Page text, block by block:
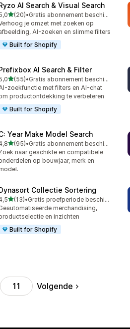
AI Search & Visual Search
van 5 sterren
(20)
recensies in totaal
•
Gratis abonnement beschikbaar
je omzet met zoeken op
AI-zoeken en slimme filters
Built for Shopify
AI Search & Filter
van 5 sterren
(55)
recensies in totaal
•
Gratis abonnement beschikbaar
zoekfunctie met filters en AI-chat
productontdekking te verbeteren
Built for Shopify
Year Make Model Search
van 5 sterren
(95)
recensies in totaal
•
Gratis abonnement beschikbaar
naar geschikte en compatibele
op bouwjaar, merk en
Collectie Sortering
van 5 sterren
(13)
recensies in totaal
•
Gratis proefperiode beschikbaar
merchandising,
en inzichten
Built for Shopify
11 Volgende